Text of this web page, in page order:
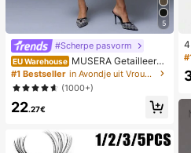
5
#Scherpe pasvorm
EU Warehouse MUSERA Getailleerde
shorts met lage taille voor de zome
r, smart casual, elegant en schattig,
perfect voor vakantie, werk, kantoo
r, herfst en lente.
#1 Bestseller
in Avondje uit Vrouwen Shorts
(1000+)
22.27€